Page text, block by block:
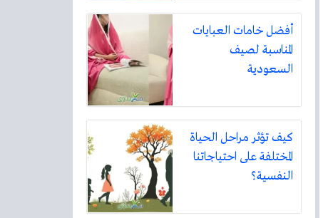
أفضل خامات العبايات
المناسبة لصيف
السعودية
كيف تؤثر مراحل الحياة
المختلفة على احتياجاتنا
النفسية؟